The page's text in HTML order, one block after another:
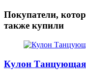
Покупатели,
также купили
Кулон